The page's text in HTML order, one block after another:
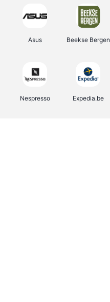
Asus Beekse Bergen
Nespresso Expedia.be